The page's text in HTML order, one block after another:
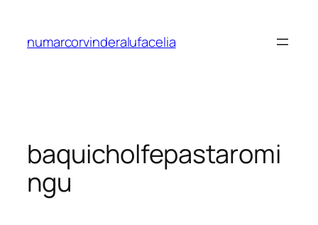
contenido
numarcorvinderalufacelia
baquicholfepastaromi
ngu